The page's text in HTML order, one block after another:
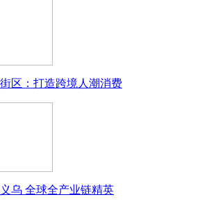
区：打造跨境人潮消费
乌 全球全产业链精英